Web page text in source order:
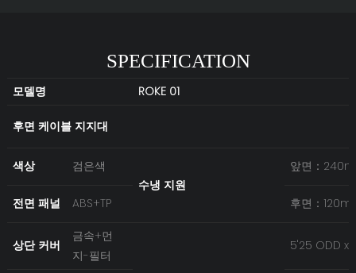
SPECIFICATION
모델명 ROKE 01
후면 케이블 지지대
색상
검은색
수냉 지원
앞면：
전면 패널 ABS+TP 후면：
상단 커버
금속+먼
지-필터
5'25 ODD x0